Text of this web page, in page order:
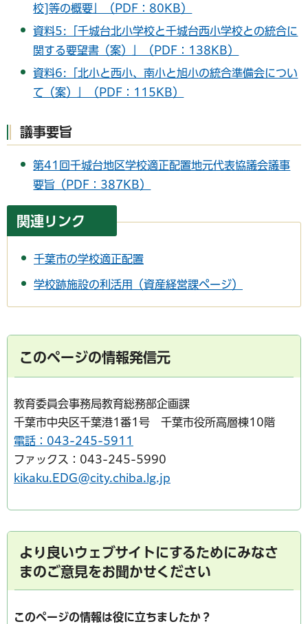
校]等の概要」（PDF：80KB）
資料5:「千城台北小学校と千城台西小学校との統合に
関する要望書（案）」（PDF：138KB）
資料6:「北小と西小、南小と旭小の統合準備会につい
て（案）」（PDF：115KB）
議事要旨
第41回千城台地区学校適正配置地元代表協議会議事
要旨（PDF：387KB）
関連リンク
千葉市の学校適正配置
学校跡施設の利活用（資産経営課ページ）
このページの情報発信元
教育委員会事務局教育総務部企画課
千葉市中央区千葉港1番1号 千葉市役所高層棟10階
電話：043-245-5911
ファックス：043-245-5990
kikaku.EDG@city.chiba.lg.jp
より良いウェブサイトにするためにみなさ
まのご意見をお聞かせください
このページの情報は役に立ちましたか？